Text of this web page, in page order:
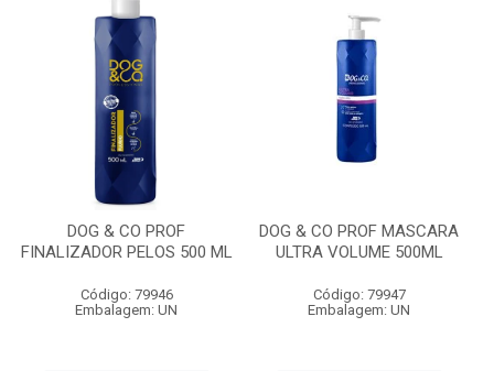
DOG & CO PROF
FINALIZADOR PELOS 500 ML
Código: 79946
Embalagem: UN
DOG & CO PROF MASCARA
ULTRA VOLUME 500ML
Código: 79947
Embalagem: UN